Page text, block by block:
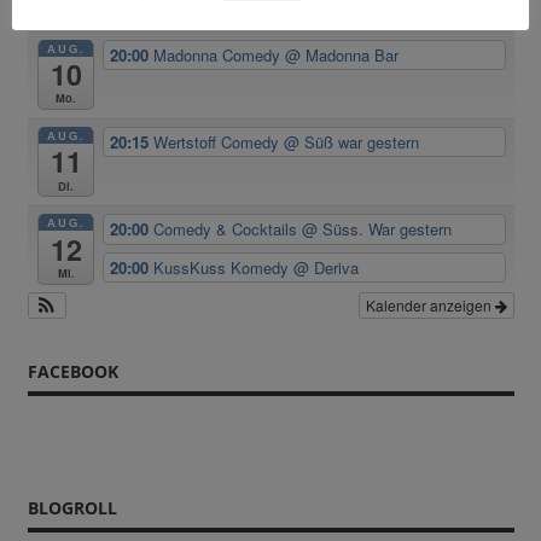
AUG.
10
Mo.
20:00 Madonna Comedy@ Madonna Bar
AUG.
11
Di.
20:15Wertstoff Comedy@ Süß war gestern
AUG.
12
Mi.
20:00Comedy & Cocktails@ Süss. War gestern
20:00 KussKuss Komedy@ Deriva
Kalender anzeigen
FACEBOOK
BLOGROLL